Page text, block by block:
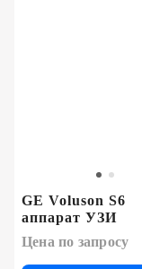
GE Voluson S6
аппарат УЗИ
Цена по запросу